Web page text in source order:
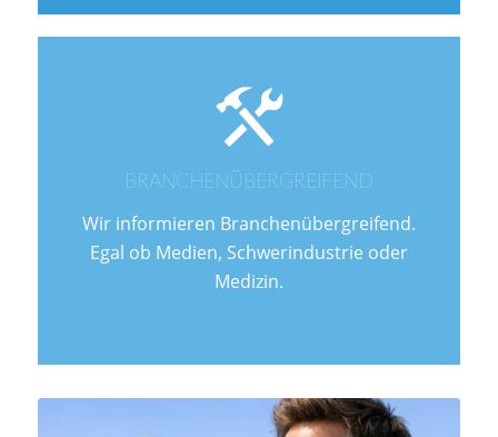
BRANCHENÜBERGREIFEND
Wir informieren Branchenübergreifend.
Egal ob Medien, Schwerindustrie oder
Medizin.